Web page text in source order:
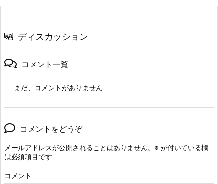
ディスカッション
コメント一覧
まだ、コメントがありません
コメントをどうぞ
メールアドレスが公開されることはありません。 ※ が付いている欄
は必須項目です
コメント